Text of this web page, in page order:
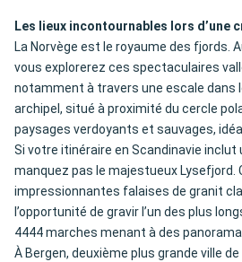
Les lieux incontournables lors d’une
La Norvège est le royaume des fjords.
vous explorerez ces spectaculaires
notamment à travers une escale dans
archipel, situé à proximité du cercle
paysages verdoyants et sauvages,
Si votre itinéraire en Scandinavie inclut
manquez pas le majestueux Lysefjord.
impressionnantes falaises de granit
l’opportunité de gravir l’un des plus
4444 marches menant à des
À Bergen, deuxième plus grande ville